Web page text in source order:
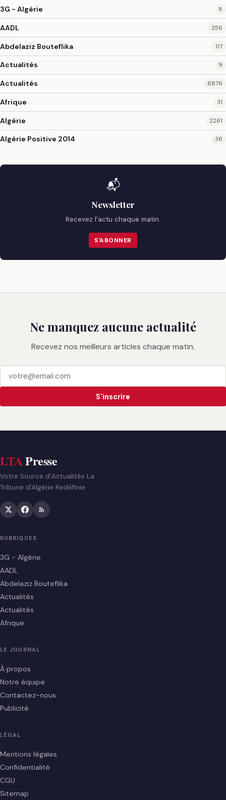
3G - Algérie 8
AADL 256
Abdelaziz Bouteflika 117
Actualités 9
Actualités 6876
Afrique 31
Algérie 2261
Algérie Positive 2014 36
📬
Newsletter
Recevez l'actu chaque matin.
S'ABONNER
Ne manquez aucune actualité
Recevez nos meilleurs articles chaque matin.
S'inscrire
LTAPresse
Votre Source d’Actualités La
Tribune d'Algérie Redéfinie
RUBRIQUES
3G - Algérie
AADL
Abdelaziz Bouteflika
Actualités
Actualités
Afrique
LE JOURNAL
À propos
Notre équipe
Contactez-nous
Publicité
LÉGAL
Mentions légales
Confidentialité
CGU
Sitemap